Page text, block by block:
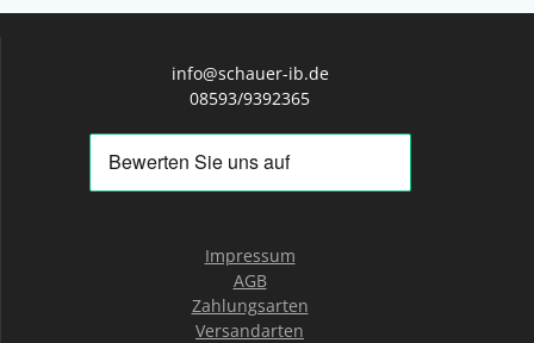
info@schauer-ib.de
08593/9392365
Impressum
AGB
Zahlungsarten
Versandarten